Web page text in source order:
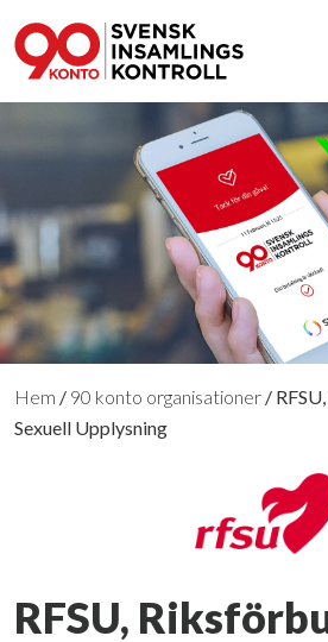
Hem / 90 konto organisationer /
Sexuell Upplysning
RFSU,